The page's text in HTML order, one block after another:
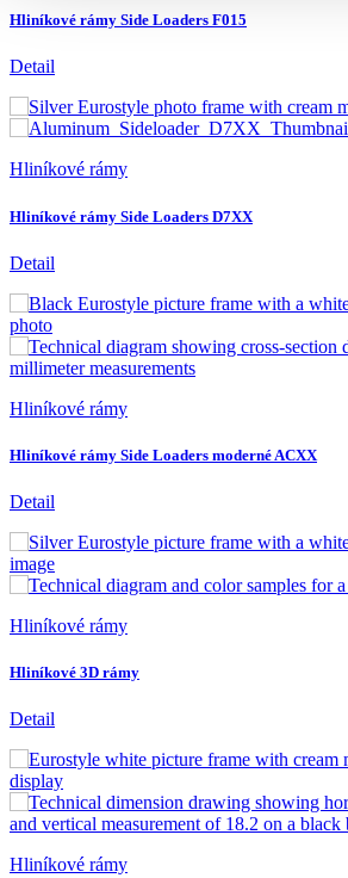
Hliníkové rámy Side Loaders F015
Detail
Hliníkové rámy
Hliníkové rámy Side Loaders D7XX
Detail
Hliníkové rámy
Hliníkové rámy Side Loaders moderné ACXX
Detail
Hliníkové rámy
Hliníkové 3D rámy
Detail
Hliníkové rámy